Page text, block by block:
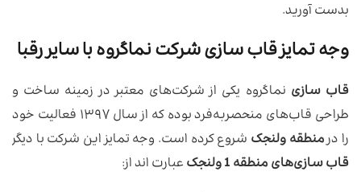
بدست آورید.
وجه تمایز قاب سازی شرکت نماگروه با سایر رقبا
قاب سازی نماگروه یکی از شرکت‌های معتبر در زمینه ساخت و
طراحی قاب‌های منحصربه‌فرد بوده که از سال ۱۳۹۷ فعالیت خود
را درمنطقه ولنجک شروع کرده است. وجه تمایز این شرکت با دیگر
قاب سازی‌های منطقه 1 ولنجک
عبارت اند از: